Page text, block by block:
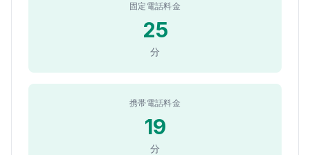
固定電話料金
25
分
携帯電話料金
19
分